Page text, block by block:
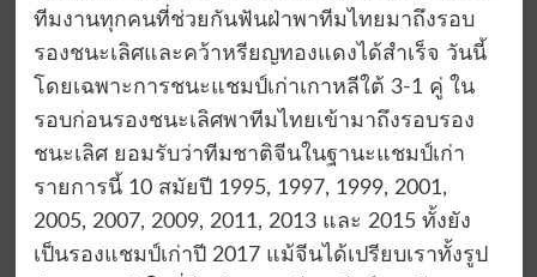
ทีมงานทุกคนที่ช่วยกันฟันฝ่าพาทีมไทยมาถึงรอบ
รองชนะเลิศและคว้าหรียญทองแดงได้สำเร็จ วันนี้
โดยเฉพาะการชนะแชมป์เก่าเกาหลีใต้ 3-1 คู่ ใน
รอบก่อนรองชนะเลิศพาทีมไทยเข้ามาถึงรอบรอง
ชนะเลิศ ยอมรับว่าทีมชาติจีนในฐานะแชมป์เก่า
รายการนี้ 10 สมัยปี 1995, 1997, 1999, 2001,
2005, 2007, 2009, 2011, 2013 และ 2015 ทั้งยัง
เป็นรองแชมป์เก่าปี 2017 แม้จีนได้เปรียบเราทั้งรูป